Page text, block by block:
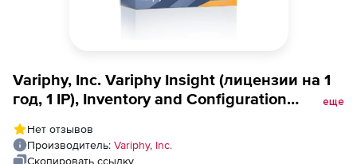
Variphy, Inc. Variphy Insight (лицензии на 1
год, 1 IP), Inventory and Configuration
еще
Нет отзывов
Производитель: Variphy, Inc.
Скопировать ссылку